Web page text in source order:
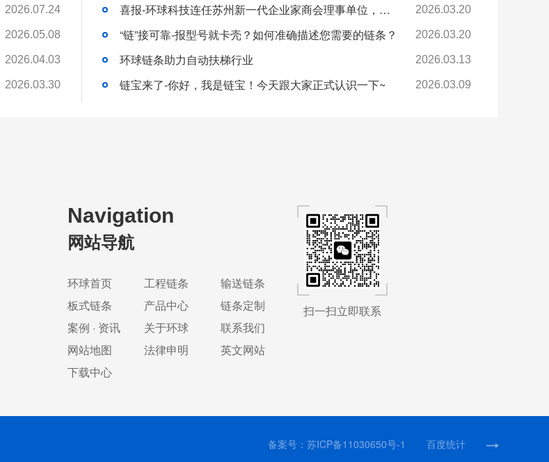
2026.07.24
2026.05.08
2026.04.03
2026.03.30
喜报-环球科技连任苏州新一代企业家商会理事单位，总经理黄雅丹女士获“锐意进取奖” 2026.03.20
“链”接可靠-报型号就卡壳？如何准确描述您需要的链条？ 2026.03.20
环球链条助力自动扶梯行业 2026.03.13
链宝来了-你好，我是链宝！今天跟大家正式认识一下~ 2026.03.09
Navigation
网站导航
环球首页 工程链条
输送链条
板式链条
产品中心
链条定制
案例 · 资讯
关于环球
联系我们
网站地图
法律申明
英文网站
下载中心
扫一扫立即联系
备案号： 苏ICP备11030650号-1 百度统计